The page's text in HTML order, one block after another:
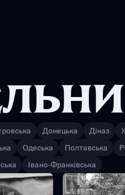
Донецька Діназ
Одеська Полтавська
Івано-Франківська